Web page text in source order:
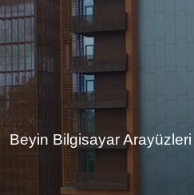
Beyin Bilgisayar Arayüzleri